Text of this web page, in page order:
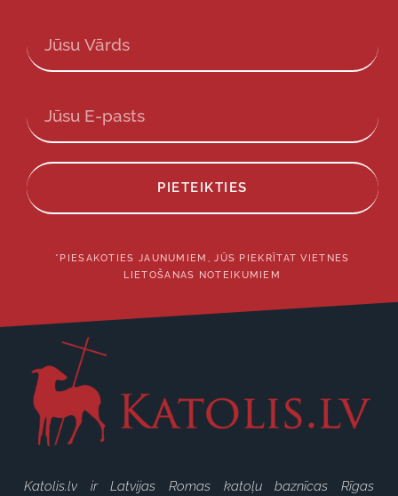
PIETEIKTIES
*PIESAKOTIES JAUNUMIEM, JŪS PIEKRĪTAT VIETNES
LIETOŠANAS NOTEIKUMIEM
Katolis.lv ir Latvijas Romas katoļu baznīcas Rīgas